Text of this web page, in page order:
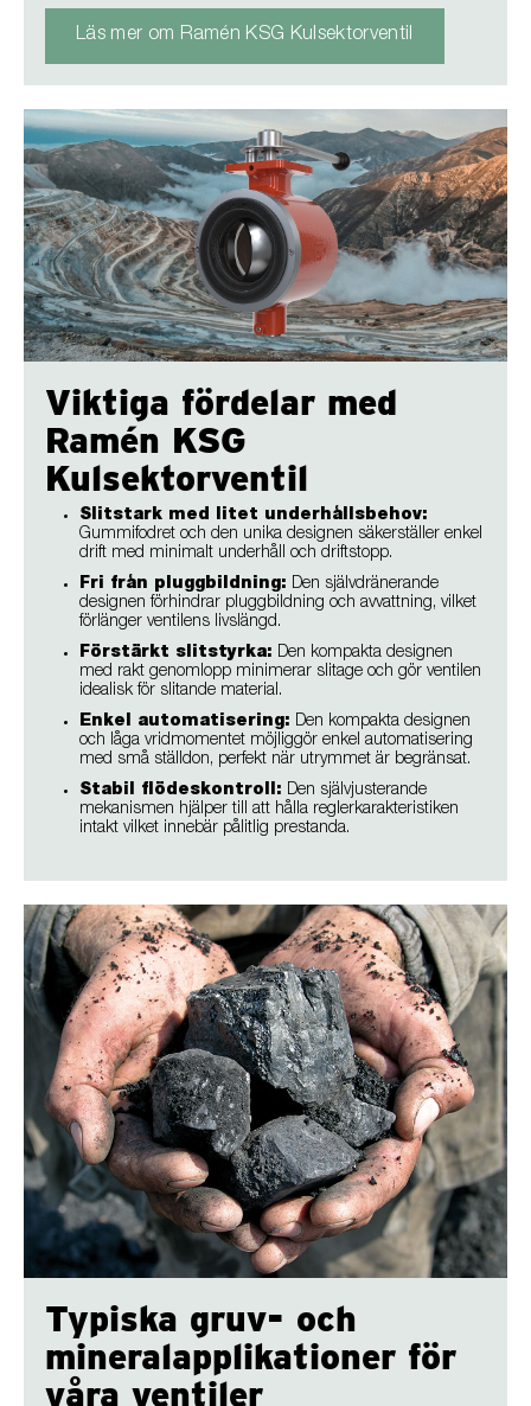
Läs mer om Ramén KSG Kulsektorventil
Viktiga fördelar med
Ramén KSG
Kulsektorventil
Slitstark med litet underhållsbehov:
Gummifodret och den unika designen säkerställer enkel
drift med minimalt underhåll och driftstopp.
Fri från pluggbildning: Den självdränerande
designen förhindrar pluggbildning och avvattning, vilket
förlänger ventilens livslängd.
Förstärkt slitstyrka: Den kompakta designen
med rakt genomlopp minimerar slitage och gör ventilen
idealisk för slitande material.
Enkel automatisering: Den kompakta designen
och låga vridmomentet möjliggör enkel automatisering
med små ställdon, perfekt när utrymmet är begränsat.
Stabil flödeskontroll: Den självjusterande
mekanismen hjälper till att hålla reglerkarakteristiken
intakt vilket innebär pålitlig prestanda.
Typiska gruv- och
mineralapplikationer för
våra ventiler